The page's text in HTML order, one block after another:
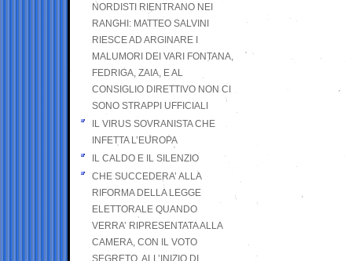
NORDISTI RIENTRANO NEI
RANGHI: MATTEO SALVINI
RIESCE AD ARGINARE I
MALUMORI DEI VARI FONTANA,
FEDRIGA, ZAIA, E AL
CONSIGLIO DIRETTIVO NON CI
SONO STRAPPI UFFICIALI
IL VIRUS SOVRANISTA CHE
INFETTA L’EUROPA
IL CALDO E IL SILENZIO
CHE SUCCEDERA’ ALLA
RIFORMA DELLA LEGGE
ELETTORALE QUANDO
VERRA’ RIPRESENTATA ALLA
CAMERA, CON IL VOTO
SEGRETO, ALL’INIZIO DI